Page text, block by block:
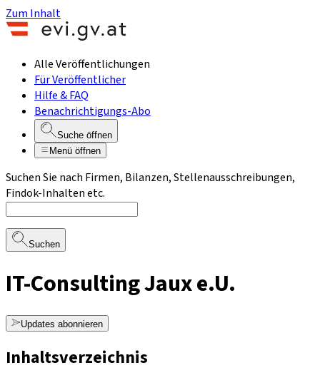
Zum Inhalt
Alle Veröffentlichungen
Für Veröffentlicher
Hilfe & FAQ
Benachrichtigungs-Abo
Suche öffnen
Menü öffnen
Suchen Sie nach Firmen, Bilanzen, Stellenausschreibungen,
Findok-Inhalten etc.
Suchen
IT-Consulting Jaux e.U.
Updates abonnieren
Inhaltsverzeichnis